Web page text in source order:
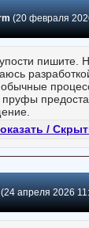
(20 февраля 2026 04:15)
пишите.
обычные
пруфы
/
апреля 2026 11:07)